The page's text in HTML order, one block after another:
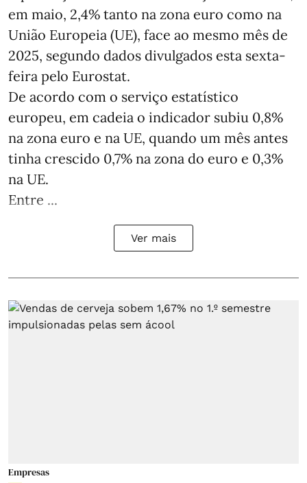
em maio, 2,4% tanto na zona euro como na
União Europeia (UE), face ao mesmo mês de
2025, segundo dados divulgados esta sexta-
feira pelo Eurostat.
De acordo com o serviço estatístico
europeu, em cadeia o indicador subiu 0,8%
na zona euro e na UE, quando um mês antes
tinha crescido 0,7% na zona do euro e 0,3%
na UE.
Entre ...
Ver mais
Empresas